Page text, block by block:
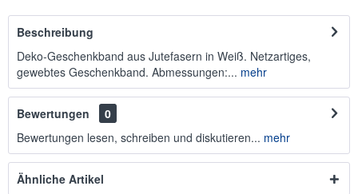
Beschreibung
Deko-Geschenkband aus Jutefasern in Weiß. Netzartiges,
gewebtes Geschenkband. Abmessungen:... mehr
Bewertungen
0
Bewertungen lesen, schreiben und diskutieren... mehr
Ähnliche Artikel